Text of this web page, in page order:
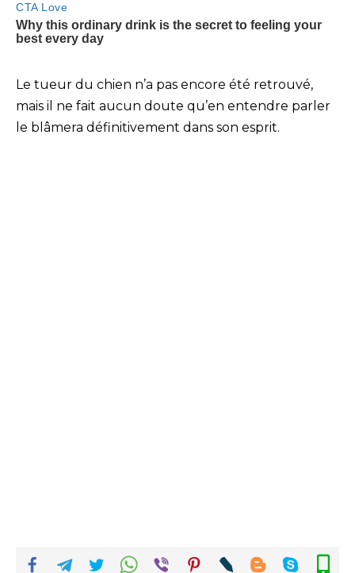
Le tueur du chien n’a pas encore été retrouvé,
mais il ne fait aucun doute qu’en entendre parler
le blâmera définitivement dans son esprit.